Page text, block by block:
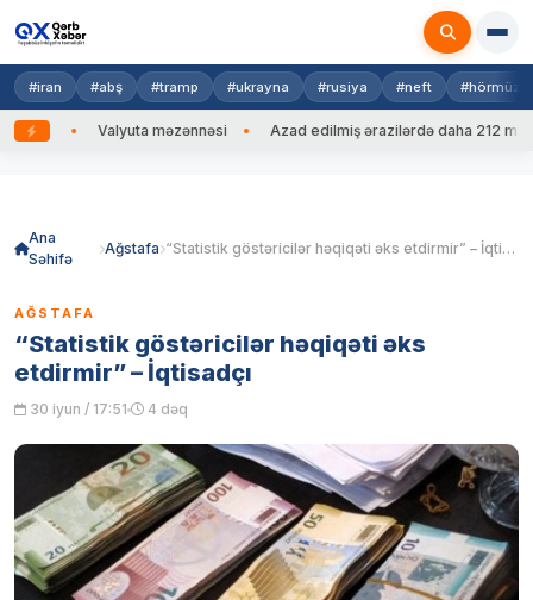
#iran #abş #tramp #ukrayna #rusiya #neft #hörmüz
Valyuta məzənnəsi Azad edilmiş ərazilərdə daha 212 mina, 753
Ana
Səhifə
Ağstafa “Statistik göstəricilər həqiqəti əks etdirmir” – İqtisadçı
AĞSTAFA
“Statistik göstəricilər həqiqəti əks
etdirmir” – İqtisadçı
30 iyun / 17:51 4 dəq